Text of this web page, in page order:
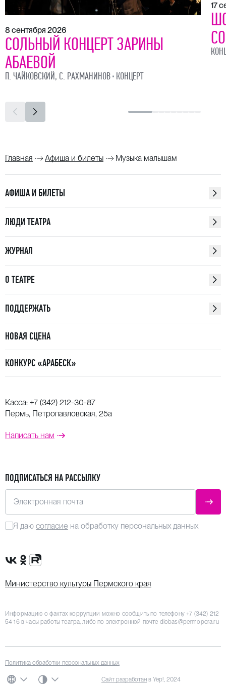
8 сентября 2026
СОЛЬНЫЙ КОНЦЕРТ ЗАРИНЫ
АБАЕВОЙ
П. ЧАЙКОВСКИЙ, С. РАХМАНИНОВ КОНЦЕРТ
17
Главная Афиша и билеты Музыка малышам
АФИША И БИЛЕТЫ
ЛЮДИ ТЕАТРА
ЖУРНАЛ
О ТЕАТРЕ
ПОДДЕРЖАТЬ
НОВАЯ СЦЕНА
КОНКУРС «АРАБЕСК»
Касса: +7 (342) 212-30-87
Пермь, Петропавловская, 25а
Написать нам
ПОДПИСАТЬСЯ НА РАССЫЛКУ
Электронная почта
Я даю согласие на обработку персональных данных
Министерство культуры Пермского края
Информацию о фактах коррупции можно сообщить по телефону+7 (342) 212
54 16в часы работы театра, либо по электронной почте dlobas@permopera.ru
Политика обработки персональных данных
СИСТЕМНАЯ ТЕМА Сайт разработан в Yep!, 2024